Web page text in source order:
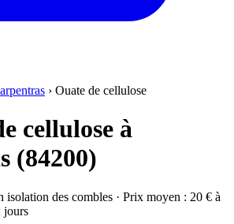
› Ouate de cellulose
cellulose à
(84200)
isolation des combles · Prix moyen : 20 € à
jours